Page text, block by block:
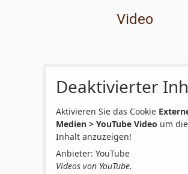
Video
Deaktivierter
Aktivieren Sie das Cookie
Medien > YouTube Video um
Inhalt anzuzeigen!
Anbieter: YouTube
Videos von YouTube.